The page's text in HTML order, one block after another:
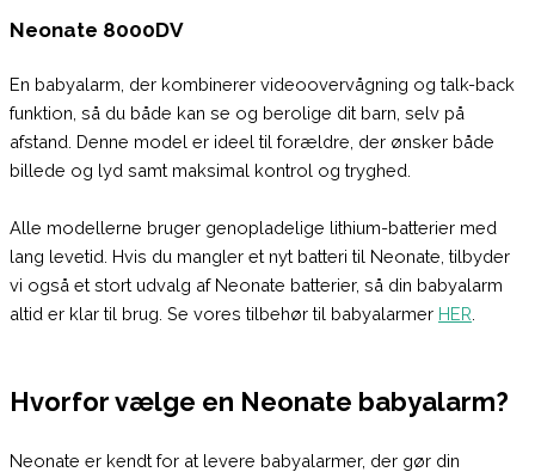
Neonate 8000DV
En babyalarm, der kombinerer videoovervågning og talk-back
funktion, så du både kan se og berolige dit barn, selv på
afstand. Denne model er ideel til forældre, der ønsker både
billede og lyd samt maksimal kontrol og tryghed.
Alle modellerne bruger genopladelige lithium-batterier med
lang levetid. Hvis du mangler et nyt batteri til Neonate, tilbyder
vi også et stort udvalg af Neonate batterier, så din babyalarm
altid er klar til brug. Se vores tilbehør til babyalarmer HER
Hvorfor vælge en Neonate babyalarm?
Neonate er kendt for at levere babyalarmer, der gør din